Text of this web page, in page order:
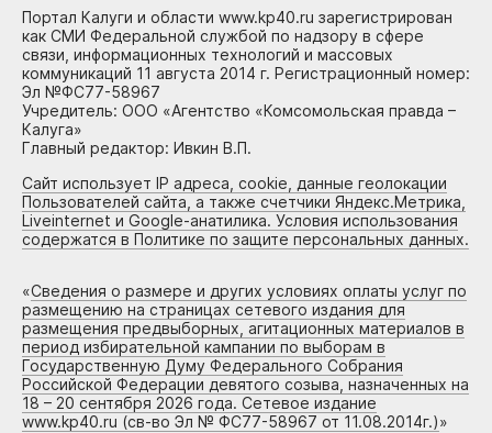
Портал Калуги и области www.kp40.ru зарегистрирован
как СМИ Федеральной службой по надзору в сфере
связи, информационных технологий и массовых
коммуникаций 11 августа 2014 г. Регистрационный номер:
Эл №ФС77-58967
Учредитель: ООО «Агентство «Комсомольская правда –
Калуга»
Главный редактор: Ивкин В.П.
Сайт использует IP адреса, cookie, данные геолокации
Пользователей сайта, а также счетчики Яндекс.Метрика,
Liveinternet и Google-анатилика. Условия использования
содержатся в Политике по защите персональных данных.
«Сведения о размере и других условиях оплаты услуг по
размещению на страницах сетевого издания для
размещения предвыборных, агитационных материалов в
период избирательной кампании по выборам в
Государственную Думу Федерального Собрания
Российской Федерации девятого созыва, назначенных на
18 – 20 сентября 2026 года. Сетевое издание
www.kp40.ru (св-во Эл № ФС77-58967 от 11.08.2014г.)»